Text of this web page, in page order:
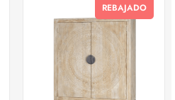
REBAJADO